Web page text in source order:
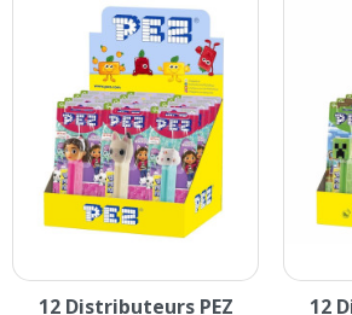
12 Distributeurs PEZ
12